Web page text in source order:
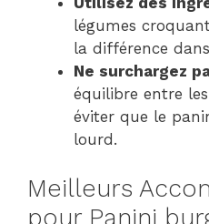
légumes
la différence
Ne surchargez
équilibre entre
éviter que le
lourd.
Meilleurs
pour Panini